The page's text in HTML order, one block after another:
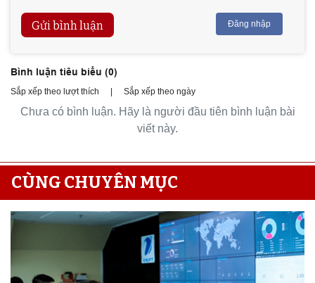
Gửi bình luận Đăng nhập
Bình luận tiêu biểu (0)
Sắp xếp theo lượt thích | Sắp xếp theo ngày
Chưa có bình luận. Hãy là người đầu tiên bình luận bài
viết này.
CÙNG CHUYÊN MỤC